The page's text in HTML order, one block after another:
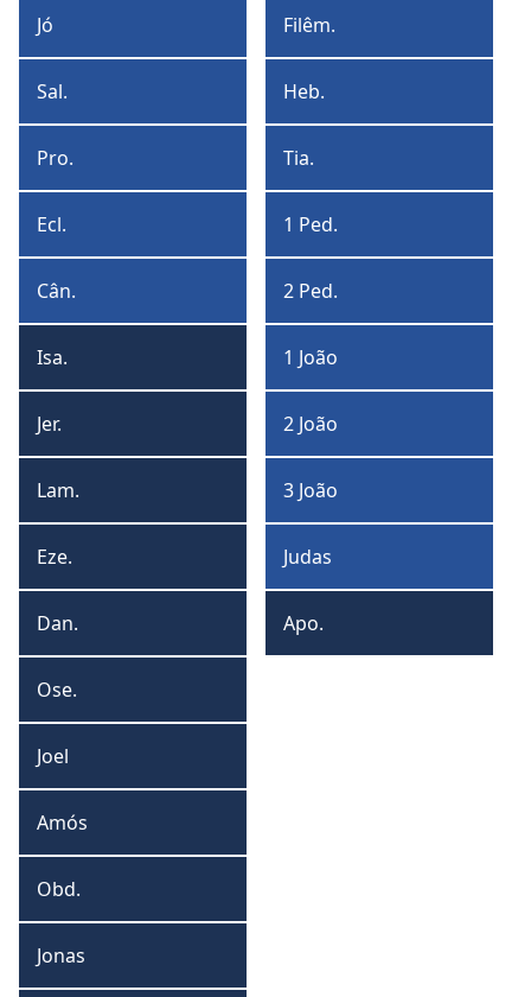
Jó
Jó
Salmos
Sal.
Provérbios
Pro.
Eclesiastes
Ecl.
Cântico
de
Salomão
Cân.
Isaías
Isa.
Jeremias
Jer.
Lamentações
Lam.
Ezequiel
Eze.
Daniel
Dan.
Oseias
Ose.
Joel
Joel
Amós
Amós
Obadias
Obd.
Jonas
Jonas
Filêmon
Filêm.
Hebreus
Heb.
Tiago
Tia.
1
Pedro
1 Ped.
2
Pedro
2 Ped.
1
João
1 João
2
João
2 João
3
João
3 João
Judas
Judas
Apocalipse
Apo.